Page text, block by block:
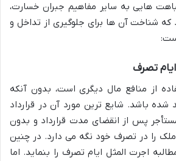
هایی به سایر مفاهیم جبران خسارت،
که شناخت آن ها برای جلوگیری از تداخل و
تصرف
از منافع مال دیگری است، بدون آنکه
شده باشد. شایع ترین مورد آن در قرارداد
پس از انقضای مدت قرارداد و بدون
را در تصرف خود نگه می دارد. در چنین
اجرت المثل ایام تصرف را بنماید. اما